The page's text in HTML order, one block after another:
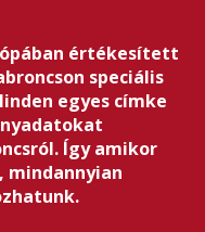
értékesített
speciális
egyes címke
Így amikor
mindannyian